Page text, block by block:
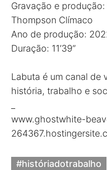
Gravação e
Thompson Clímaco
Ano de produção:
Duração: 11’39’’
Labuta é um canal de
história, trabalho e
www.ghostwhite-
#históriadotrabalho